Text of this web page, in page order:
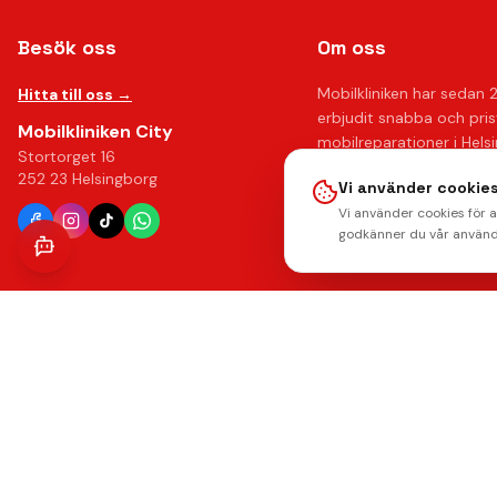
Besök oss
Hitta till oss →
Mobilkliniken City
Stortorget 16
252 23 Helsingborg
Om oss
Mobilkliniken har sedan
erbjudit snabba och
mobilreparationer i
upp till 12 månaders
känna dig trygg hos oss.
Vi använder
Vi använder cookies för
godkänner du vår